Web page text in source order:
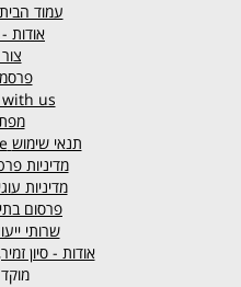
עמוד הבית
אודות
us
תנאי שימוש
מדיניות
מדיניות
פרסום
שרותי
אודות - סיון